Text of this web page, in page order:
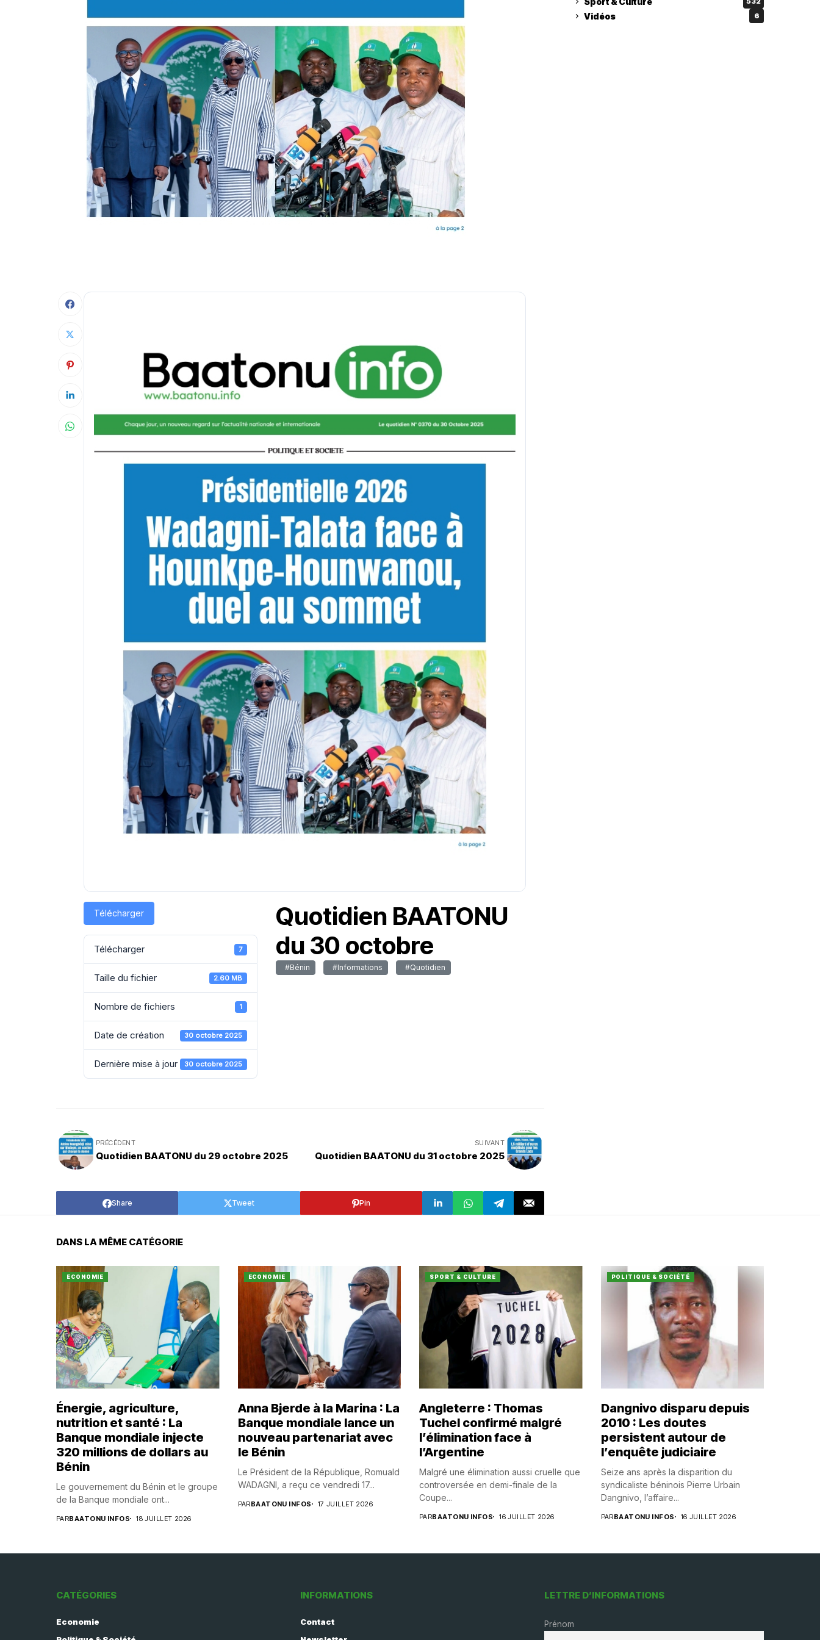
Télécharger
Télécharger 7
Taille du fichier 2.60 MB
Nombre de fichiers 1
Date de création 30 octobre 2025
Dernière mise à jour 30 octobre 2025
Quotidien BAATONU
du 30 octobre
#Bénin #Informations #Quotidien
PRÉCÉDENT
Quotidien BAATONU du 29 octobre 2025
SUIVANT
Quotidien BAATONU du 31 octobre 2025
Share Tweet Pin
Vidéos 6
DANS LA MÊME CATÉGORIE
ECONOMIE
Énergie, agriculture,
nutrition et santé : La
Banque mondiale injecte
320 millions de dollars au
Bénin
Le gouvernement du Bénin et le groupe
de la Banque mondiale ont...
PARBAATONU INFOS 18 JUILLET 2026
ECONOMIE
Anna Bjerde à la Marina : La
Banque mondiale lance un
nouveau partenariat avec
le Bénin
Le Président de la République, Romuald
WADAGNI, a reçu ce vendredi 17...
PARBAATONU INFOS 17 JUILLET 2026
SPORT & CULTURE
Angleterre : Thomas
Tuchel confirmé malgré
l’élimination face à
l’Argentine
Malgré une élimination aussi cruelle que
controversée en demi-finale de la
Coupe...
PARBAATONU INFOS 16 JUILLET 2026
POLITIQUE & SOCIÉTÉ
Dangnivo disparu depuis
2010 : Les doutes
persistent autour de
l’enquête judiciaire
Seize ans après la disparition du
syndicaliste béninois Pierre Urbain
Dangnivo, l’affaire...
PARBAATONU INFOS 16 JUILLET 2026
CATÉGORIES
Economie
INFORMATIONS
Contact
LETTRE D’INFORMATIONS
Prénom